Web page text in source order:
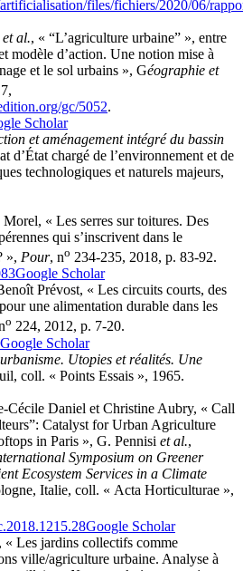
files/fichiers/2020/06/
et al., « “L’agriculture urbaine” », entre
modèle d’action. Une notion mise à
et le sol urbains », Géographie et
gc/5052.
Scholar
et aménagement intégré du bassin
d’État chargé de l’environnement et de
technologiques et naturels majeurs,
« Les serres sur toitures. Des
qui s’inscrivent dans le
», Pour, no 234-235, 2018, p. 83-92.
Google Scholar
Prévost, « Les circuits courts, des
une alimentation durable dans les
o 224, 2012, p. 7-20.
Google Scholar
Utopies et réalités. Une
coll. « Points Essais », 1965.
Cécile Daniel et Christine Aubry, « Call
Catalyst for Urban Agriculture
in Paris », G. Pennisi et al.,
Symposium on Greener
Ecosystem Services in a Climate
Italie, coll. « Acta Horticulturae »,
Google Scholar
« Les jardins collectifs comme
ville/agriculture urbaine. Analyse à